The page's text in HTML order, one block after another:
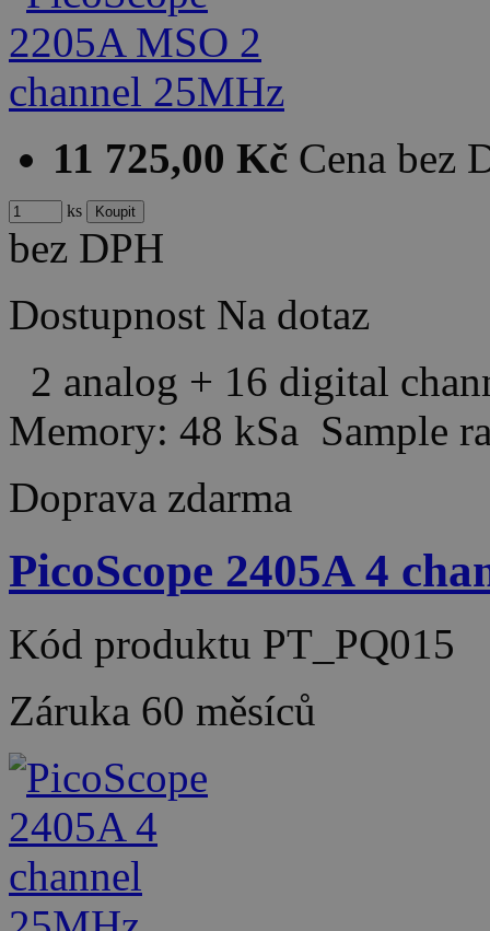
11 725,00 Kč Cena bez
ks
bez DPH
Dostupnost Na dotaz
2 analog + 16 digital
Memory: 48 kSa Sample
Doprava zdarma
PicoScope 2405A 4
Kód produktu PT_PQ015
Záruka 60 měsíců